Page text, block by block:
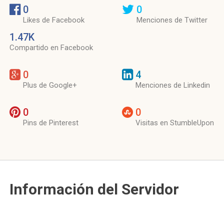
0
Likes de Facebook
1.47K
Compartido en Facebook
0
Menciones de Twitter
0
Plus de Google+
4
Menciones de Linkedin
0
Pins de Pinterest
0
Visitas en StumbleUpon
Información del Servidor